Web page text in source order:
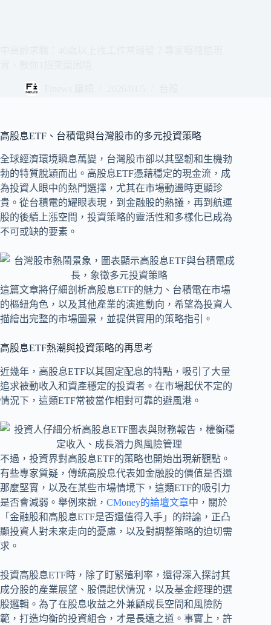
高股息ETF、台積電與台灣股市的多元投資策略
全球經濟環境瞬息萬變，台灣股市卻以其堅韌和生機勃
勃的特質脫穎而出。高股息ETF憑藉穩定的現金流，成
為投資人眼中的熱門選擇，尤其在市場動盪時更顯珍
貴。從台積電的耀眼表現，到金融股的熱議，再到航運
股的後續上漲空間，投資策略的靈活性和多樣化已成為
不可或缺的要素。
這篇文章將仔細剖析高股息ETF的魅力、台積電在市場
的樞紐角色，以及其他產業的演進動向，希望為投資人
描繪出完整的市場圖景，並提供實用的策略指引。
高股息ETF熱潮與投資策略的再思考
近幾年，高股息ETF以其固定配息的特點，吸引了大量
追求被動收入和資產穩定的投資者。在市場起伏不定的
情況下，這類ETF常被當作相對可靠的避風港。
不過，投資界對高股息ETF的策略也開始出現新觀點。
有些專家質疑，傳統高股息代表如金融股的價值是否還
那麼堅實，以及在某些市場情境下，這類ETF的吸引力
是否會減弱。舉例來說， CMoney的論壇文章中，關於
「金融股和高股息ETF是否還值得入手」的辯論，正凸
顯投資人對未來走向的憂慮，以及對調整策略的迫切需
求。
投資高股息ETF時，除了盯緊殖利率，還得深入探討其
成分股的產業展望、股價起伏情況，以及基金經理的選
股邏輯。為了在股息收益之外兼顧成長空間和風險防
範，打造均衡的投資組合，才是長遠之道。事實上，許